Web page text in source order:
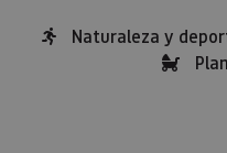
Naturaleza y